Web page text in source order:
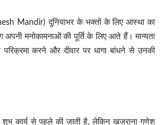
Mandir) दुनियाभर के भक्तों के लिए आस्था का
मनोकामनाओं की पूर्ति के लिए आते हैं। मान्यता
करने और दीवार पर धागा बांधने से उनकी
कार्य से पहले की जाती है, लेकिन खजराना गणेश